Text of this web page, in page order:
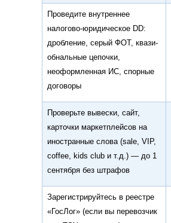
Проведите внутреннее
налогово-юридическое DD:
дробление, серый ФОТ, квази-
обнальные цепочки,
неоформленная ИС, спорные
договоры
Проверьте вывески, сайт,
карточки маркетплейсов на
иностранные слова (sale, VIP,
coffee, kids club и т.д.) — до 1
сентября без штрафов
Зарегистрируйтесь в реестре
«ГосЛог» (если вы перевозчик